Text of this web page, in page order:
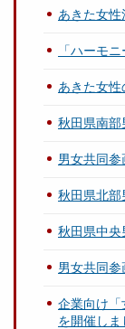
あきた女性
「ハーモ
あきた女性
秋田県南部
男女共同
秋田県北部
秋田県中央
男女共同参
企業向け「
を開催しま